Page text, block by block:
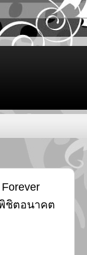
ชิตอนาคต